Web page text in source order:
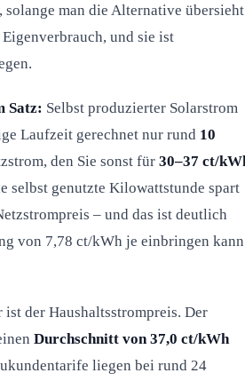
solange man die Alternative
und sie ist
Satz: Selbst produzierter Solarstrom
Laufzeit gerechnet nur rund 10
den Sie sonst für 30–37 ct/
selbst genutzte Kilowattstunde spart
– und das ist deutlich
von 7,78 ct/kWh je einbringen kann
der Haushaltsstrompreis. Der
Durchschnitt von 37,0 ct/kWh
liegen bei rund 24